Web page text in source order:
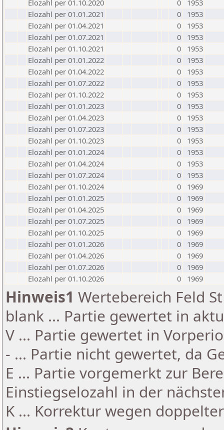
Elozahl per 01.10.2020
0
1953
Elozahl per 01.01.2021
0
1953
Elozahl per 01.04.2021
0
1953
Elozahl per 01.07.2021
0
1953
Elozahl per 01.10.2021
0
1953
Elozahl per 01.01.2022
0
1953
Elozahl per 01.04.2022
0
1953
Elozahl per 01.07.2022
0
1953
Elozahl per 01.10.2022
0
1953
Elozahl per 01.01.2023
0
1953
Elozahl per 01.04.2023
0
1953
Elozahl per 01.07.2023
0
1953
Elozahl per 01.10.2023
0
1953
Elozahl per 01.01.2024
0
1953
Elozahl per 01.04.2024
0
1953
Elozahl per 01.07.2024
0
1953
Elozahl per 01.10.2024
0
1969
Elozahl per 01.01.2025
0
1969
Elozahl per 01.04.2025
0
1969
Elozahl per 01.07.2025
0
1969
Elozahl per 01.10.2025
0
1969
Elozahl per 01.01.2026
0
1969
Elozahl per 01.04.2026
0
1969
Elozahl per 01.07.2026
0
1969
Elozahl per 01.10.2026
0 1969
Hinweis1 Wertebereich Feld
blank ... Partie gewertet in
V ... Partie gewertet in
- ... Partie nicht gewertet, da
E ... Partie vorgemerkt zur
Einstiegselozahl in der
K ... Korrektur wegen